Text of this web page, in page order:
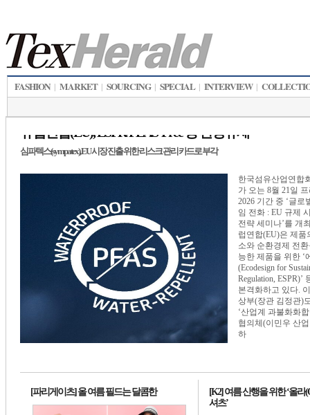
FASHION | MARKET | SOURCING | SPECIAL | INTERVIEW |
유럽연합(EU), ESPR/PEAS-Free 등 환경규제
심파텍스(sympatex), EU 시장 진출 위한 리스크 관리 카드로 부각
한국섬유산업연합
가 오는 8월 21일
2026 기간 중 ‘글로
임 전화 : EU 규제
전략 세미나’를 개
럽연합(EU)은 제품
소와 순환경제 전
능한 제품을 위한 ‘
(Ecodesign for
Regulation, ESPR)’
본격화하고 있다.
상부(장관 김정관)
‘산업계 과불화화
협의체(이민우 산
하
[파리게이츠] 올 여름 필드는 달콤한
[K2] 여름 산행을 위한 ‘올라
셔츠’